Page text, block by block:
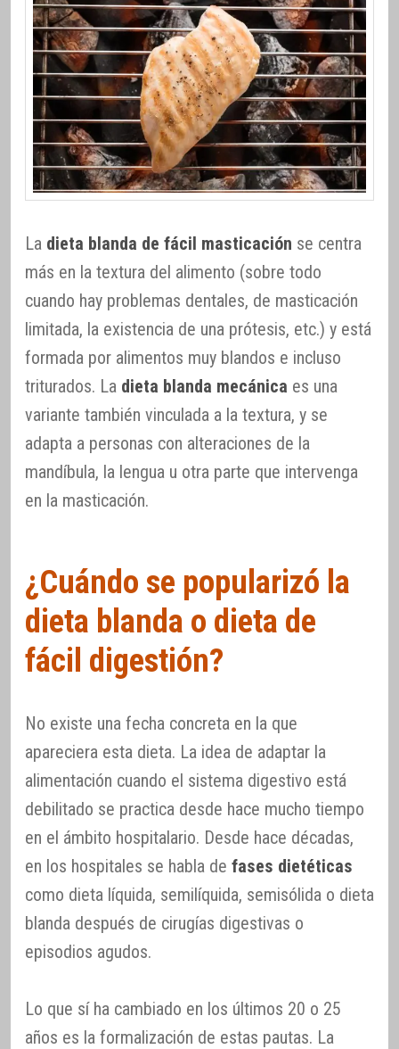
La dieta blanda de fácil masticación se centra
más en la textura del alimento (sobre todo
cuando hay problemas dentales, de masticación
limitada, la existencia de una prótesis, etc.) y está
formada por alimentos muy blandos e incluso
triturados. La dieta blanda mecánica es una
variante también vinculada a la textura, y se
adapta a personas con alteraciones de la
mandíbula, la lengua u otra parte que intervenga
en la masticación.
¿Cuándo se popularizó la
dieta blanda o dieta de
fácil digestión?
No existe una fecha concreta en la que
apareciera esta dieta. La idea de adaptar la
alimentación cuando el sistema digestivo está
debilitado se practica desde hace mucho tiempo
en el ámbito hospitalario. Desde hace décadas,
en los hospitales se habla de fases dietéticas
como dieta líquida, semilíquida, semisólida o dieta
blanda después de cirugías digestivas o
episodios agudos.
Lo que sí ha cambiado en los últimos 20 o 25
años es la formalización de estas pautas. La